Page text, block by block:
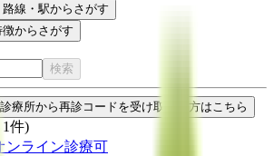
路線・駅からさがす
徴からさがす
検索
診療所から再診コードを受け取った方はこちら
1件)
ンライン診療可